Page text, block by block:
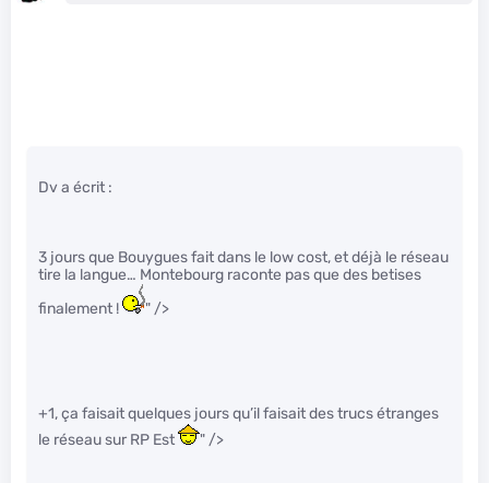
Dv a écrit :
3 jours que Bouygues fait dans le low cost, et déjà le réseau
tire la langue… Montebourg raconte pas que des betises
finalement !
" />
+1, ça faisait quelques jours qu’il faisait des trucs étranges
le réseau sur RP Est
" />